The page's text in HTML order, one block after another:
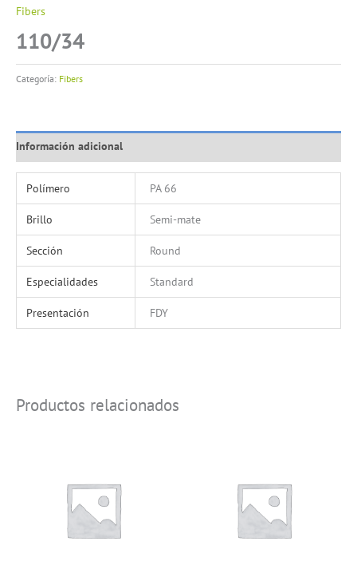
Fibers
110/34
Categoría: Fibers
Información adicional
Polímero PA 66
Brillo Semi-mate
Sección Round
Especialidades Standard
Presentación FDY
Productos relacionados